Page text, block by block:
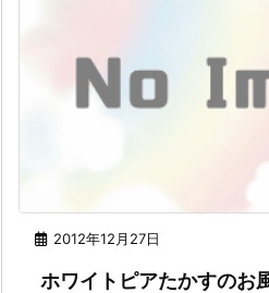
2012年12月27日
ホワイトピアたかすのお